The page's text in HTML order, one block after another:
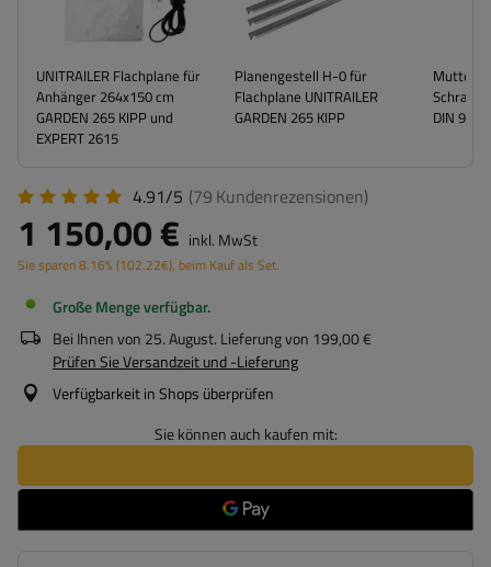
UNITRAILER Flachplane für
Anhänger 264x150 cm
GARDEN 265 KIPP und
EXPERT 2615
Planengestell H-0 für
Flachplane UNITRAILER
GARDEN 265 KIPP
Mutter
DIN 985
4.91/5 (79 Kundenrezensionen)
1 150,00 € inkl. MwSt
Sie sparen8.16%(102.22€), beim Kauf als Set.
Große Menge verfügbar
Bei Ihnen von 25. August. Lieferung von 199,00 €
Prüfen Sie Versandzeit und -Lieferung
Verfügbarkeit in Shops überprüfen
Sie können auch kaufen mit: